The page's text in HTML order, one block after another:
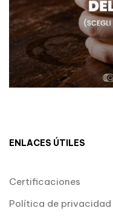
ENLACES ÚTILES
Certificaciones
Política de privacidad